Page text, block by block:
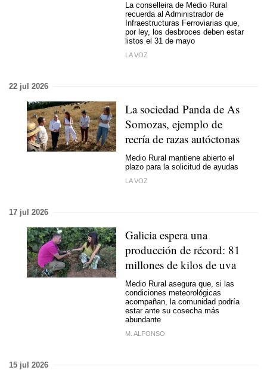
La conselleira de Medio Rural
recuerda al Administrador de
Infraestructuras Ferroviarias que,
por ley, los desbroces deben estar
listos el 31 de mayo
LA VOZ
22 jul 2026
La sociedad Panda de As
Somozas, ejemplo de
recría de razas autóctonas
Medio Rural mantiene abierto el
plazo para la solicitud de ayudas
LA VOZ
17 jul 2026
Galicia espera una
producción de récord: 81
millones de kilos de uva
Medio Rural asegura que, si las
condiciones meteorológicas
acompañan, la comunidad podría
estar ante su cosecha más
abundante
M. ALFONSO
15 jul 2026